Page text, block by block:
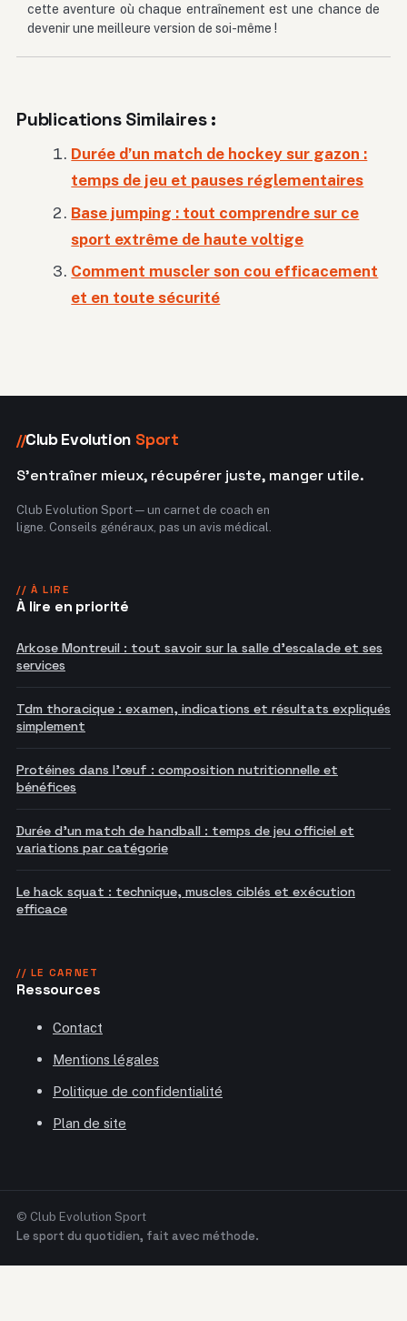
cette aventure où chaque entraînement est une chance de
devenir une meilleure version de soi-même !
Publications Similaires :
Durée d’un match de hockey sur gazon :
temps de jeu et pauses réglementaires
Base jumping : tout comprendre sur ce
sport extrême de haute voltige
Comment muscler son cou efficacement
et en toute sécurité
//Club Evolution Sport
S'entraîner mieux, récupérer juste, manger utile.
Club Evolution Sport — un carnet de coach en
ligne. Conseils généraux, pas un avis médical.
// À LIRE
À lire en priorité
Arkose Montreuil : tout savoir sur la salle d'escalade et ses
services
Tdm thoracique : examen, indications et résultats expliqués
simplement
Protéines dans l'œuf : composition nutritionnelle et
bénéfices
Durée d'un match de handball : temps de jeu officiel et
variations par catégorie
Le hack squat : technique, muscles ciblés et exécution
efficace
// LE CARNET
Ressources
Contact
Mentions légales
Politique de confidentialité
Plan de site
© Club Evolution Sport
Le sport du quotidien, fait avec méthode.